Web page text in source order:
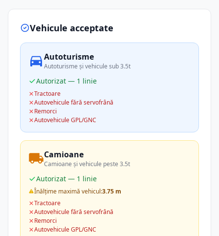
Vehicule acceptate
Autoturisme
Autoturisme și vehicule sub 3.5t
Autorizat — 1 linie
Tractoare
Autovehicule fără servofrână
Remorci
Autovehicule GPL/GNC
Camioane
Camioane și vehicule peste 3.5t
Autorizat — 1 linie
Înălțime maximă vehicul:3.75 m
Tractoare
Autovehicule fără servofrână
Remorci
Autovehicule GPL/GNC